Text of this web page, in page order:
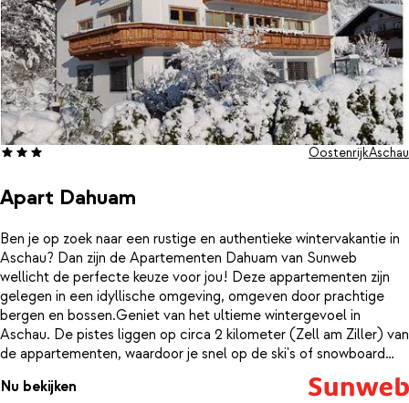
Apart Dahuam
OostenrijkAschau
Ben je op zoek naar een rustige en authentieke wintervakantie in
Aschau? Dan zijn de Apartementen Dahuam van Sunweb
wellicht de perfecte keuze voor jou! Deze appartementen zijn
gelegen in een idyllische omgeving, omgeven door prachtige
bergen en bossen.Geniet van het ultieme wintergevoel in
Aschau. De pistes liggen op circa 2 kilometer (Zell am Ziller) van
de appartementen, waardoor je snel op de ski's of snowboard
staat. Na een dag op de piste kun je heerlijk ontspannen in je
eigen appartement.
Nu bekijken